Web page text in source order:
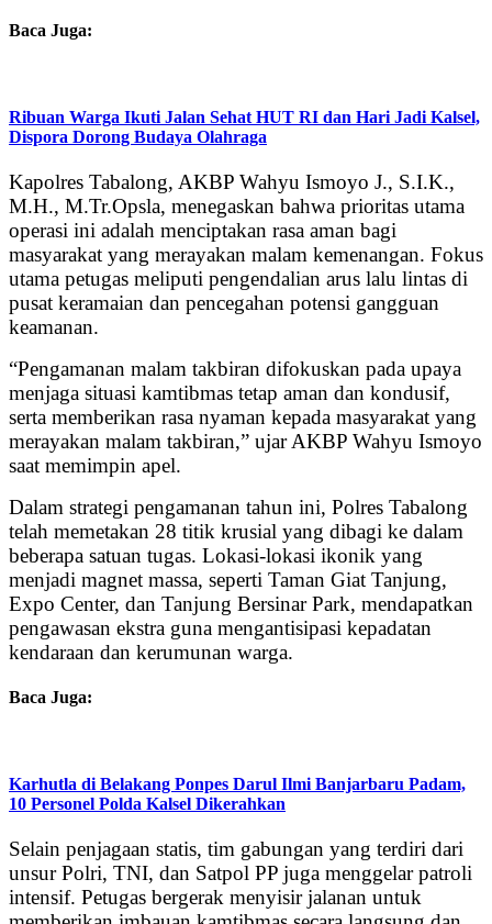
Baca Juga:
Ribuan Warga Ikuti Jalan Sehat HUT RI dan Hari Jadi Kalsel,
Dispora Dorong Budaya Olahraga
Kapolres Tabalong, AKBP Wahyu Ismoyo J., S.I.K.,
M.H., M.Tr.Opsla, menegaskan bahwa prioritas utama
operasi ini adalah menciptakan rasa aman bagi
masyarakat yang merayakan malam kemenangan. Fokus
utama petugas meliputi pengendalian arus lalu lintas di
pusat keramaian dan pencegahan potensi gangguan
keamanan.
“Pengamanan malam takbiran difokuskan pada upaya
menjaga situasi kamtibmas tetap aman dan kondusif,
serta memberikan rasa nyaman kepada masyarakat yang
merayakan malam takbiran,” ujar AKBP Wahyu Ismoyo
saat memimpin apel.
Dalam strategi pengamanan tahun ini, Polres Tabalong
telah memetakan 28 titik krusial yang dibagi ke dalam
beberapa satuan tugas. Lokasi-lokasi ikonik yang
menjadi magnet massa, seperti Taman Giat Tanjung,
Expo Center, dan Tanjung Bersinar Park, mendapatkan
pengawasan ekstra guna mengantisipasi kepadatan
kendaraan dan kerumunan warga.
Baca Juga:
Karhutla di Belakang Ponpes Darul Ilmi Banjarbaru Padam,
10 Personel Polda Kalsel Dikerahkan
Selain penjagaan statis, tim gabungan yang terdiri dari
unsur Polri, TNI, dan Satpol PP juga menggelar patroli
intensif. Petugas bergerak menyisir jalanan untuk